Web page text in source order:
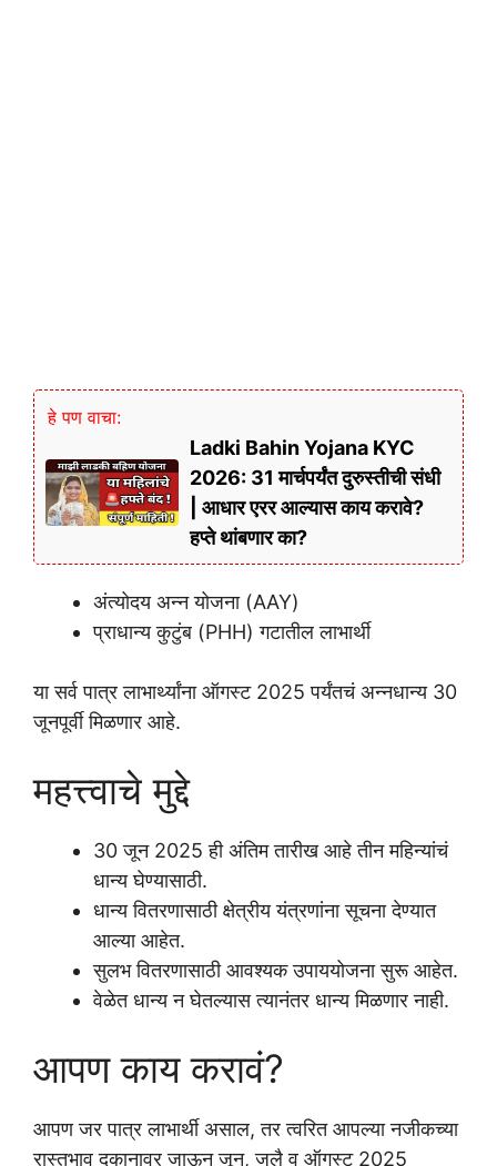
हे पण वाचा:
Ladki Bahin Yojana KYC
2026: 31 मार्चपर्यंत दुरुस्तीची संधी
| आधार एरर आल्यास काय करावे?
हप्ते थांबणार का?
अंत्योदय अन्न योजना (AAY)
प्राधान्य कुटुंब (PHH) गटातील लाभार्थी
या सर्व पात्र लाभार्थ्यांना ऑगस्ट 2025 पर्यंतचं अन्नधान्य 30
जूनपूर्वी मिळणार आहे.
महत्त्वाचे मुद्दे
30 जून 2025 ही अंतिम तारीख आहे तीन महिन्यांचं
धान्य घेण्यासाठी.
धान्य वितरणासाठी क्षेत्रीय यंत्रणांना सूचना देण्यात
आल्या आहेत.
सुलभ वितरणासाठी आवश्यक उपाययोजना सुरू आहेत.
वेळेत धान्य न घेतल्यास त्यानंतर धान्य मिळणार नाही.
आपण काय करावं?
आपण जर पात्र लाभार्थी असाल, तर त्वरित आपल्या नजीकच्या
रास्तभाव दुकानावर जाऊन जून, जुलै व ऑगस्ट 2025